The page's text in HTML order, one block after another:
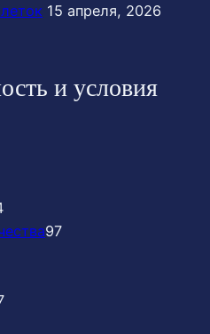
15 апреля, 2026
и условия
97